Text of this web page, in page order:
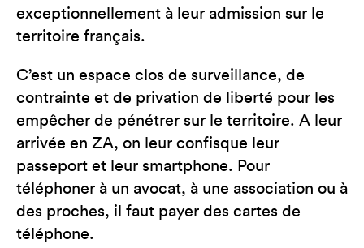
exceptionnellement à leur admission sur le
territoire français.
C’est un espace clos de surveillance, de
contrainte et de privation de liberté pour les
empêcher de pénétrer sur le territoire. A leur
arrivée en ZA, on leur confisque leur
passeport et leur smartphone. Pour
téléphoner à un avocat, à une association ou à
des proches, il faut payer des cartes de
téléphone.